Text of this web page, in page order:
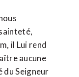
il Lui rend
aucune
du Seigneur